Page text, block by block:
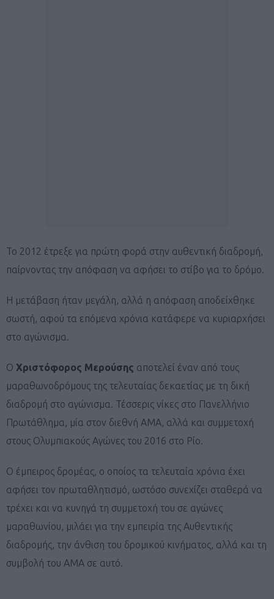
Το 2012 έτρεξε για πρώτη φορά στην αυθεντική διαδρομή,
παίρνοντας την απόφαση να αφήσει το στίβο για το δρόμο.
Η μετάβαση ήταν μεγάλη, αλλά η απόφαση αποδείχθηκε
σωστή, αφού τα επόμενα χρόνια κατάφερε να κυριαρχήσει
στο αγώνισμα.
Ο Χριστόφορος Μερούσης αποτελεί έναν από τους
μαραθωνοδρόμους της τελευταίας δεκαετίας με τη δική
διαδρομή στο αγώνισμα. Τέσσερις νίκες στο Πανελλήνιο
Πρωτάθλημα, μία στον διεθνή ΑΜΑ, αλλά και συμμετοχή
στους Ολυμπιακούς Αγώνες του 2016 στο Ρίο.
Ο έμπειρος δρομέας, ο οποίος τα τελευταία χρόνια έχει
αφήσει τον πρωταθλητισμό, ωστόσο συνεχίζει σταθερά να
τρέχει και να κυνηγά τη συμμετοχή του σε αγώνες
μαραθωνίου, μιλάει για την εμπειρία της Αυθεντικής
διαδρομής, την άνθιση του δρομικού κινήματος, αλλά και τη
συμβολή του ΑΜΑ σε αυτό.